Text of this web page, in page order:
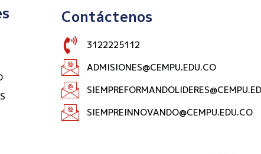
Contáctenos
3122225112
ADMISIONES@CEMPU.EDU.CO
SIEMPREINNOVANDO@CEMPU.EDU.CO